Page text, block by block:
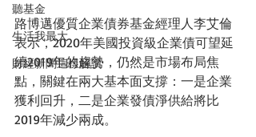
聽基金
生活我最大
財經新聞這樣解讀
路博邁優質企業債券基金經理人李艾倫
表示，2020年美國投資級企業債可望延
續2019年的趨勢，仍然是市場布局焦
點，關鍵在兩大基本面支撐：一是企業
獲利回升，二是企業發債淨供給將比
2019年減少兩成。